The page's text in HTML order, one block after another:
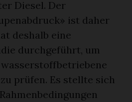
Diesel. Der
ist daher
deshalb eine
durchgeführt, um
prüfen. Es stellte sich